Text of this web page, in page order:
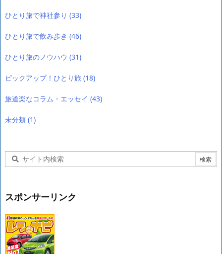
ひとり旅で神社参り (33)
ひとり旅で飲み歩き (46)
ひとり旅のノウハウ (31)
ピックアップ！ひとり旅 (18)
旅道楽なコラム・エッセイ (43)
未分類 (1)
スポンサーリンク